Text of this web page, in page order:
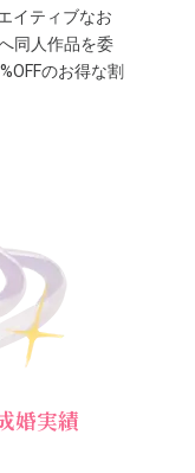
イティブなお
同人作品を委
のお得な割
婚実績